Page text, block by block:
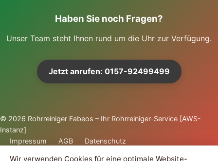
Haben Sie noch Fragen?
Unser Team steht Ihnen rund um die Uhr zur Verfügung.
Jetzt anrufen: 0157-92499499
© 2026 Rohrreiniger Fabeos – Ihr Rohrreiniger-Service [AWS-
Instanz]
Impressum
AGB Datenschutz
Wir verwenden Cookies für eine optimale Website-